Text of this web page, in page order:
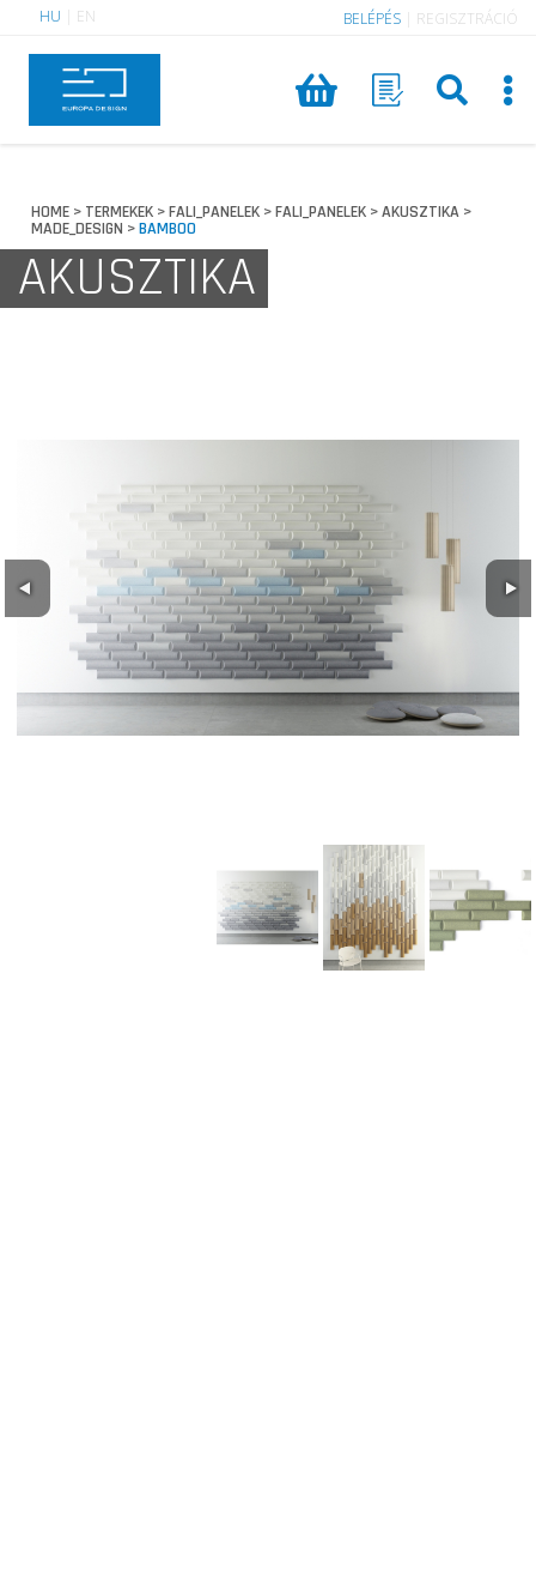
HU EN BELÉPÉS REGISZTRÁCIÓ
HOME > TERMEKEK >FALI_PANELEK >FALI_PANELEK >AKUSZTIKA >
MADE_DESIGN >BAMBOO
AKUSZTIKA